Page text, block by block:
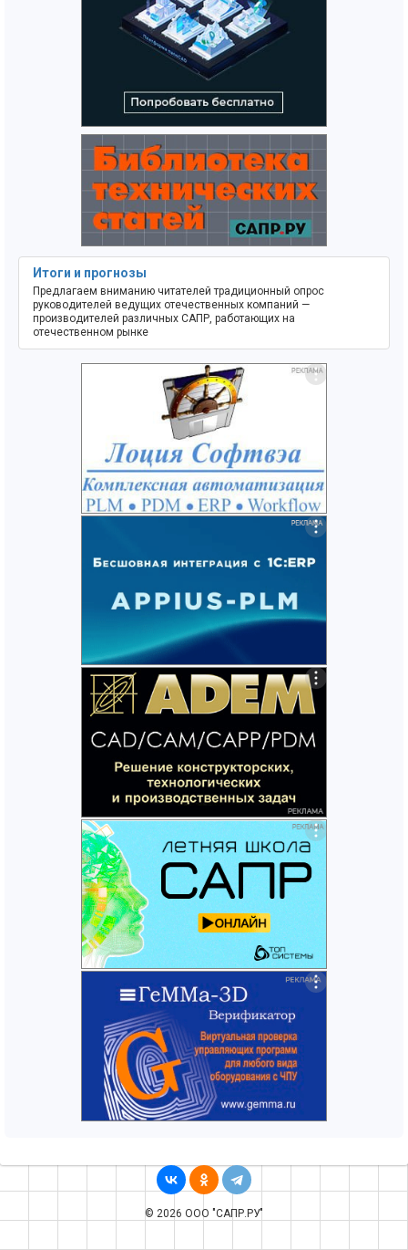
Итоги и прогнозы
Предлагаем вниманию читателей традиционный опрос
руководителей ведущих отечественных компаний —
производителей различных САПР, работающих на
отечественном рынке
© 2026 ООО "САПР.РУ"